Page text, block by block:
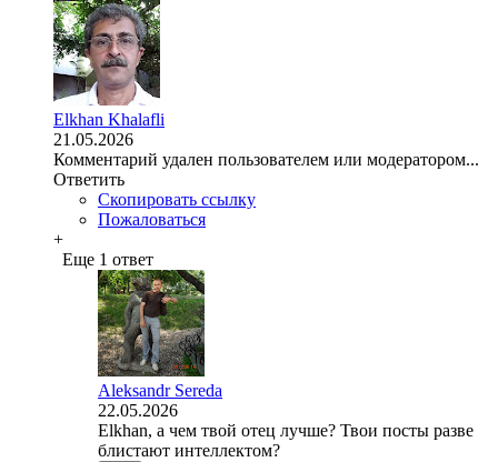
Elkhan Khalafli
21.05.2026
Комментарий удален пользователем или модератором...
Ответить
Скопировать ссылку
Пожаловаться
+
Еще 1 ответ
Aleksandr Sereda
22.05.2026
Elkhan, а чем твой отец лучше? Твои посты разве
блистают интеллектом?